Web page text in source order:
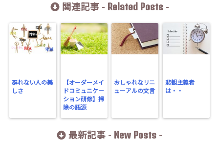
関連記事 - Related Posts-
群れない人の美
しさ
【オーダーメイ
ドコミュニケー
ション研修】掃
除の語源
おしゃれなリニ
ューアルの文言
悲観主義者
は・・
最新記事 - New Posts -